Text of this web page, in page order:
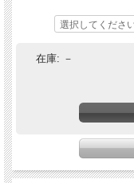
在庫: －